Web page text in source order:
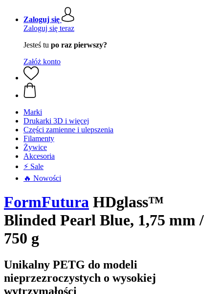
Zaloguj się
Zaloguj się teraz
Jesteś tu po raz pierwszy?
Załóż konto
Marki
Drukarki 3D i więcej
Części zamienne i ulepszenia
Filamenty
Żywice
Akcesoria
⚡ Sale
🔥 Nowości
FormFutura HDglass™
Blinded Pearl Blue, 1,75 mm /
750 g
Unikalny PETG do modeli
nieprzezroczystych o wysokiej
wytrzymałości